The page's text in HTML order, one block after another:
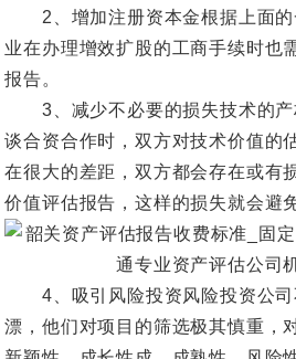
2、增加注册资本金根据上面的
业在办理增效扩股的工商手续时也
报告。
3、减少不必要的损失技术的产
谈合资合作时，双方对技术价值的
在很大的差距，双方都会存在或有
价值评估报告，这样的损失就会避
4、吸引风险投资风险投资公司
漂，他们对项目的筛选极其慎重，